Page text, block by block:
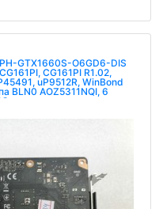
GTX1660S-O6GD6-DIS
CG161PI R1.02,
uP9512R, WinBond
BLN0 AOZ5311NQI, 6